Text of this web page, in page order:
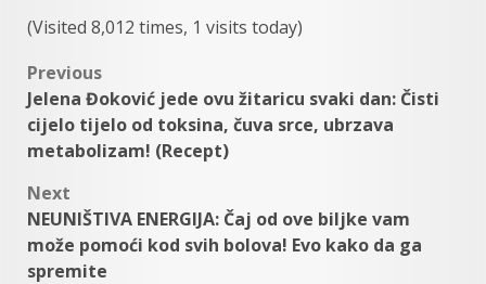
(Visited 8,012 times, 1 visits today)
Post
navigation
Previous
Jelena Đoković jede ovu žitaricu svaki dan: Čisti
cijelo tijelo od toksina, čuva srce, ubrzava
metabolizam! (Recept)
Next
NEUNIŠTIVA ENERGIJA: Čaj od ove biljke vam
može pomoći kod svih bolova! Evo kako da ga
spremite